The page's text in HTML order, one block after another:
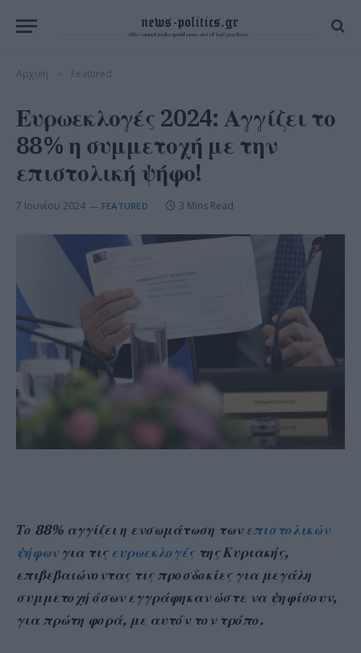
Αρχική Featured
Ευρωεκλογές 2024: Αγγίζει το
88% η συμμετοχή με την
επιστολική ψήφο!
7 Ιουνίου 2024 FEATURED 3 Mins Read
Το 88% αγγίζει η ενσωμάτωση τωνεπιστολικών
ψήφωνγια τιςευρωεκλογές της Κυριακής,
επιβεβαιώνοντας τις προσδοκίες για μεγάλη
συμμετοχή όσων εγγράφηκαν ώστε να ψηφίσουν,
για πρώτη φορά, με αυτόν τον τρόπο.